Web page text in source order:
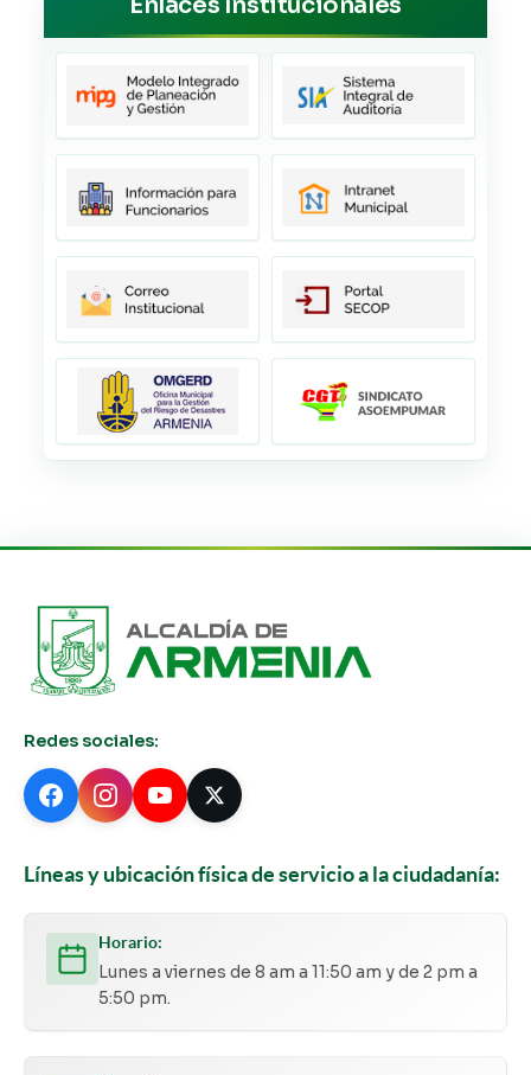
Redes sociales:
Líneas y ubicación física de servicio a la ciudadanía:
Horario:
Lunes a viernes de 8 am a 11:50 am y de 2 pm a
5:50 pm.